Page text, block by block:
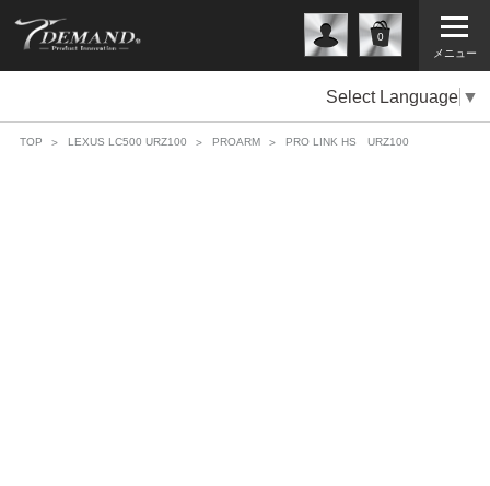
メニュー
0
Select Language ▼
TOP LEXUS LC500 URZ100 PROARM PRO LINK HS URZ100